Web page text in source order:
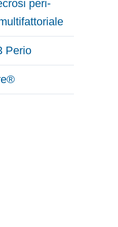
peri-
Perio